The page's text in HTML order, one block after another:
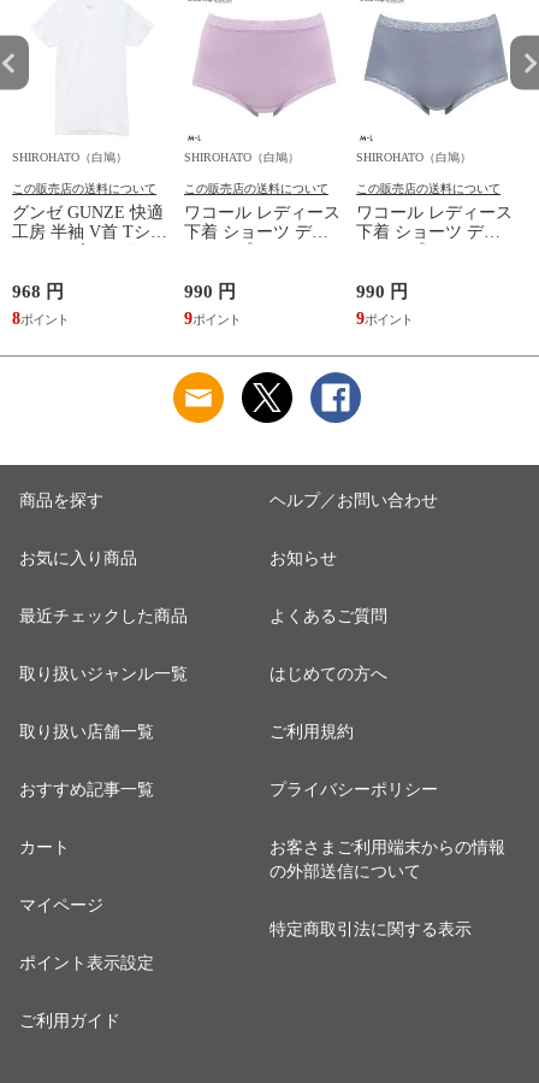
SHIROHATO（白鳩）
この販売店の送料について
グンゼ GUNZE 快適
工房 半袖 V首 Tシャ
本製 抗菌防臭
968 円
8
SHIROHATO（白鳩）
この販売店の送料について
ワコール レディース
下着 ショーツ ディ
スタンダード ノーマ
ルショーツ ML
Wacoal
990 円
9
SHIROHATO（白鳩）
この販売店の送料について
ワコール レディース
下着 ショーツ ディ
スタンダード ノーマ
ルショーツ ML
Wacoal
990 円
9
商品を探す
お気に入り商品
最近チェックした商品
取り扱いジャンル一覧
取り扱い店舗一覧
おすすめ記事一覧
カート
マイページ
ポイント表示設定
ご利用ガイド
ヘルプ／お問い合わせ
お知らせ
よくあるご質問
はじめての方へ
ご利用規約
プライバシーポリシー
お客さまご利用端末からの情報
の外部送信について
特定商取引法に関する表示